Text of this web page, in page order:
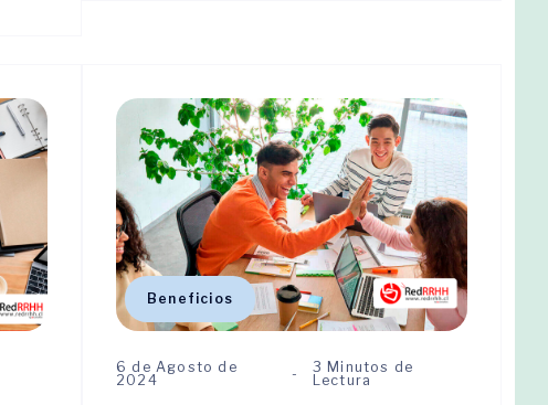
Beneficios
6 de Agosto de
2024
3 Minutos de
Lectura